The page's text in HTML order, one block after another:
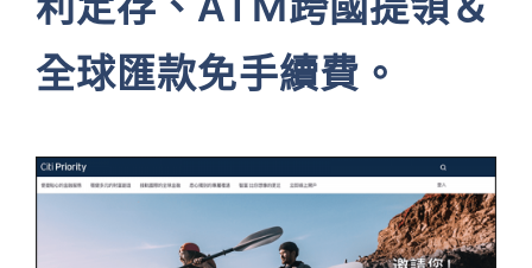
全球匯款免手續費。